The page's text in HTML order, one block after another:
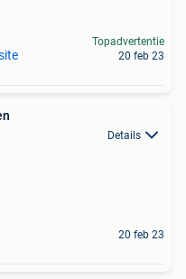
Topadvertentie
20 feb 23
Details
20 feb 23